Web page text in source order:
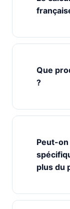
Que
?
Peut-
plus du